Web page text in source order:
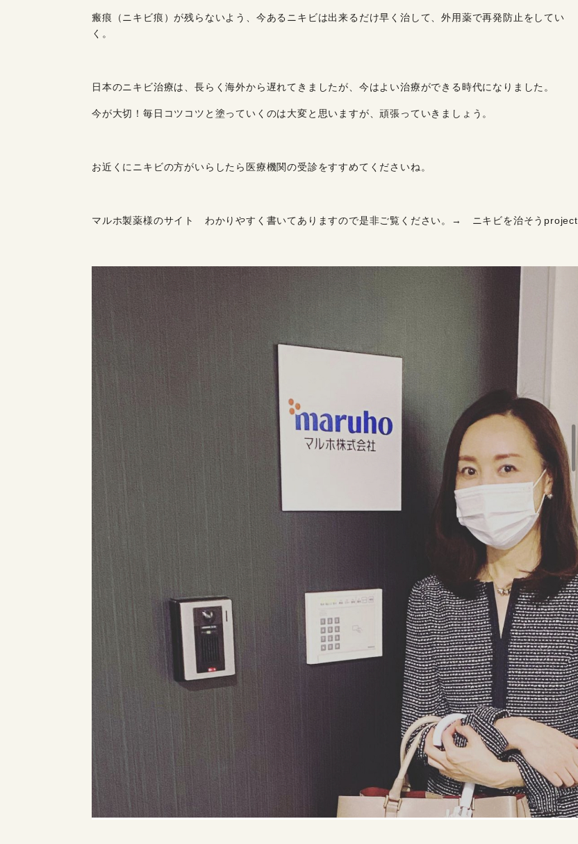
瘢痕（ニキビ痕）が残らないよう、今あるニキビは出来るだけ早く治して、外用薬で再発防止をしてい
く。
日本のニキビ治療は、長らく海外から遅れてきましたが、今はよい治療ができる時代になりました。
今が大切！毎日コツコツと塗っていくのは大変と思いますが、頑張っていきましょう。
お近くにニキビの方がいらしたら医療機関の受診をすすめてくださいね。
マルホ製薬様のサイト わかりやすく書いてありますので是非ご覧ください。→ ニキビを治そうproject